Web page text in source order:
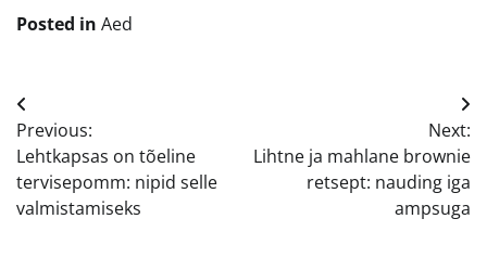
Posted in Aed
Navigeerimine
Previous:
Lehtkapsas on tõeline
tervisepomm: nipid selle
valmistamiseks
Next:
Lihtne ja mahlane brownie
retsept: nauding iga
ampsuga